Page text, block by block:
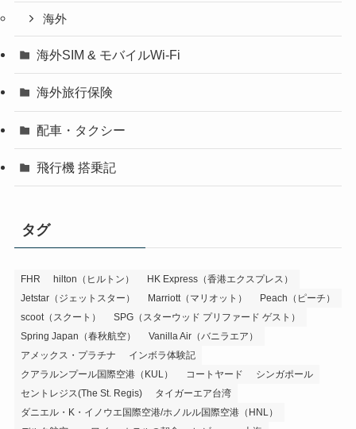
海外
海外SIM & モバイルWi-Fi
海外旅行保険
配車・タクシー
飛行機 搭乗記
タグ
FHR hilton（ヒルトン）
HK Express（香港エクスプレス）
Jetstar（ジェットスター）
Marriott（マリオット）
Peach（ピーチ）
scoot（スクート）
SPG（スターウッド プリファード ゲスト）
Spring Japan（春秋航空）
Vanilla Air（バニラエア）
アメックス・プラチナ
インボラ体験記
クアラルンプール国際空港（KUL）
コートヤード
シンガポール
セントレジス(The St. Regis)
タイガーエア台湾
ダニエル・K・イノウエ国際空港/ホノルル国際空港（HNL）